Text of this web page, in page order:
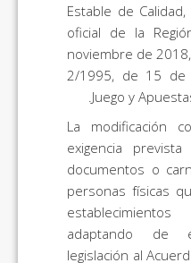
Estable de
oficial de la
noviembre de
2/1995, de 15 de
Juego y
La modificación
exigencia
documentos o
personas físicas
adaptando de
legislación al